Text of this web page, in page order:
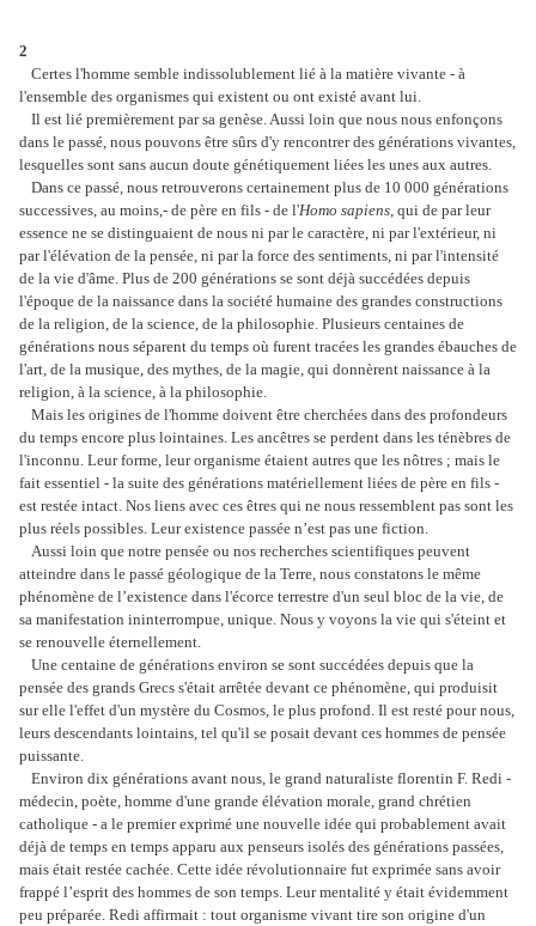
2
Certes l'homme semble indissolublement lié à la matière vivante - à
l'ensemble des organismes qui existent ou ont existé avant lui.
Il est lié premièrement par sa genèse. Aussi loin que nous nous enfonçons
dans le passé, nous pouvons être sûrs d'y rencontrer des générations vivantes,
lesquelles sont sans aucun doute génétiquement liées les unes aux autres.
Dans ce passé, nous retrouverons certainement plus de 10 000 générations
successives, au moins,- de père en fils - de l'Homo sapiens , qui de par leur
essence ne se distinguaient de nous ni par le caractère, ni par l'extérieur, ni
par l'élévation de la pensée, ni par la force des sentiments, ni par l'intensité
de la vie d'âme. Plus de 200 générations se sont déjà succédées depuis
l'époque de la naissance dans la société humaine des grandes constructions
de la religion, de la science, de la philosophie. Plusieurs centaines de
générations nous séparent du temps où furent tracées les grandes ébauches de
l'art, de la musique, des mythes, de la magie, qui donnèrent naissance à la
religion, à la science, à la philosophie.
Mais les origines de l'homme doivent être cherchées dans des profondeurs
du temps encore plus lointaines. Les ancêtres se perdent dans les ténèbres de
l'inconnu. Leur forme, leur organisme étaient autres que les nôtres ; mais le
fait essentiel - la suite des générations matériellement liées de père en fils -
est restée intact. Nos liens avec ces êtres qui ne nous ressemblent pas sont les
plus réels possibles. Leur existence passée n’est pas une fiction.
Aussi loin que notre pensée ou nos recherches scientifiques peuvent
atteindre dans le passé géologique de la Terre, nous constatons le même
phénomène de l’existence dans l'écorce terrestre d'un seul bloc de la vie, de
sa manifestation ininterrompue, unique. Nous y voyons la vie qui s'éteint et
se renouvelle éternellement.
Une centaine de générations environ se sont succédées depuis que la
pensée des grands Grecs s'était arrêtée devant ce phénomène, qui produisit
sur elle l'effet d'un mystère du Cosmos, le plus profond. Il est resté pour nous,
leurs descendants lointains, tel qu'il se posait devant ces hommes de pensée
puissante.
Environ dix générations avant nous, le grand naturaliste florentin F. Redi -
médecin, poète, homme d'une grande élévation morale, grand chrétien
catholique - a le premier exprimé une nouvelle idée qui probablement avait
déjà de temps en temps apparu aux penseurs isolés des générations passées,
mais était restée cachée. Cette idée révolutionnaire fut exprimée sans avoir
frappé l’esprit des hommes de son temps. Leur mentalité y était évidemment
peu préparée. Redi affirmait : tout organisme vivant tire son origine d'un